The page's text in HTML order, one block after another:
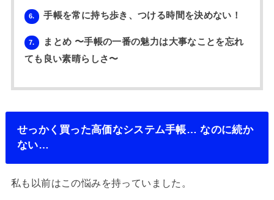
6. 手帳を常に持ち歩き、つける時間を決めない！
7.
まとめ 〜手帳の一番の魅力は大事なことを忘れ
ても良い素晴らしさ〜
せっかく買った高価なシステム手帳… なのに続か
ない…
私も以前はこの悩みを持っていました。